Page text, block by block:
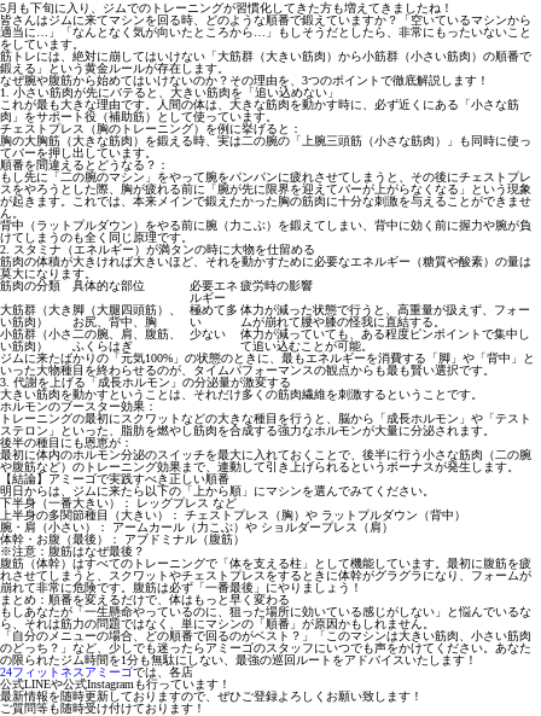
5月も下旬に入り、ジムでのトレーニングが習慣化してきた方も増えてきましたね！
皆さんはジムに来てマシンを回る時、どのような順番で鍛えていますか？「空いているマシンから
適当に…」「なんとなく気が向いたところから…」もしそうだとしたら、非常にもったいないこと
をしています。
筋トレには、絶対に崩してはいけない「大筋群（大きい筋肉）から小筋群（小さい筋肉）の順番で
鍛える」という黄金ルールが存在します。
なぜ腕や腹筋から始めてはいけないのか？その理由を、3つのポイントで徹底解説します！
1. 小さい筋肉が先にバテると、大きい筋肉を「追い込めない」
これが最も大きな理由です。人間の体は、大きな筋肉を動かす時に、必ず近くにある「小さな筋
肉」をサポート役（補助筋）として使っています。
チェストプレス（胸のトレーニング）を例に挙げると：
胸の大胸筋（大きな筋肉）を鍛える時、実は二の腕の「上腕三頭筋（小さな筋肉）」も同時に使っ
てバーを押し出しています。
順番を間違えるとどうなる？：
もし先に「二の腕のマシン」をやって腕をパンパンに疲れさせてしまうと、その後にチェストプレ
スをやろうとした際、胸が疲れる前に「腕が先に限界を迎えてバーが上がらなくなる」という現象
が起きます。これでは、本来メインで鍛えたかった胸の筋肉に十分な刺激を与えることができませ
ん。
背中（ラットプルダウン）をやる前に腕（力こぶ）を鍛えてしまい、背中に効く前に握力や腕が負
けてしまうのも全く同じ原理です。
2. スタミナ（エネルギー）が満タンの時に大物を仕留める
筋肉の体積が大きければ大きいほど、それを動かすために必要なエネルギー（糖質や酸素）の量は
莫大になります。
筋肉の分類
具体的な部位
必要エネ
ルギー
疲労時の影響
大筋群（大き
い筋肉）
脚（大腿四頭筋）、
お尻、背中、胸
極めて多
い
体力が減った状態で行うと、高重量が扱えず、フォー
ムが崩れて腰や膝の怪我に直結する。
小筋群（小さ
い筋肉）
二の腕、肩、腹筋、
ふくらはぎ
少ない
体力が減っていても、ある程度ピンポイントで集中し
て追い込むことが可能。
ジムに来たばかりの「元気100%」の状態のときに、最もエネルギーを消費する「脚」や「背中」と
いった大物種目を終わらせるのが、タイムパフォーマンスの観点からも最も賢い選択です。
3. 代謝を上げる「成長ホルモン」の分泌量が激変する
大きい筋肉を動かすということは、それだけ多くの筋肉繊維を刺激するということです。
ホルモンのブースター効果：
トレーニングの最初にスクワットなどの大きな種目を行うと、脳から「成長ホルモン」や「テスト
ステロン」といった、脂肪を燃やし筋肉を合成する強力なホルモンが大量に分泌されます。
後半の種目にも恩恵が：
最初に体内のホルモン分泌のスイッチを最大に入れておくことで、後半に行う小さな筋肉（二の腕
や腹筋など）のトレーニング効果まで、連動して引き上げられるというボーナスが発生します。
【結論】アミーゴで実践すべき正しい順番
明日からは、ジムに来たら以下の「上から順」にマシンを選んでみてください。
下半身（一番大きい）：
レッグプレス など
上半身の多関節種目（大きい）：
チェストプレス（胸）や ラットプルダウン（背中）
腕・肩（小さい）：
アームカール（力こぶ）や ショルダープレス（肩）
体幹・お腹（最後）：
アブドミナル（腹筋）
※注意：腹筋はなぜ最後？
腹筋（体幹）はすべてのトレーニングで「体を支える柱」として機能しています。最初に腹筋を疲
れさせてしまうと、スクワットやチェストプレスをするときに体幹がグラグラになり、フォームが
崩れて非常に危険です。腹筋は必ず「一番最後」にやりましょう！
まとめ：順番を変えるだけで、体はもっと早く変わる
もしあなたが「一生懸命やっているのに、狙った場所に効いている感じがしない」と悩んでいるな
ら、それは筋力の問題ではなく、単にマシンの「順番」が原因かもしれません。
「自分のメニューの場合、どの順番で回るのがベスト？」「このマシンは大きい筋肉、小さい筋肉
のどっち？」など、少しでも迷ったらアミーゴのスタッフにいつでも声をかけてください。あなた
の限られたジム時間を1分も無駄にしない、最強の巡回ルートをアドバイスいたします！
24フィットネスアミーゴでは、各店
公式LINEや公式Instagramも行っています！
最新情報を随時更新しておりますので、ぜひご登録よろしくお願い致します！
ご質問等も随時受け付けております！